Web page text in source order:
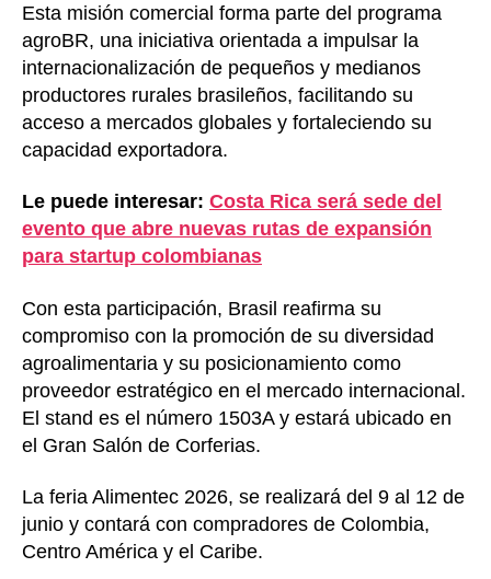
Esta misión comercial forma parte del programa
agroBR, una iniciativa orientada a impulsar la
internacionalización de pequeños y medianos
productores rurales brasileños, facilitando su
acceso a mercados globales y fortaleciendo su
capacidad exportadora.
Le puede interesar: Costa Rica será sede del
evento que abre nuevas rutas de expansión
para startup colombianas
Con esta participación, Brasil reafirma su
compromiso con la promoción de su diversidad
agroalimentaria y su posicionamiento como
proveedor estratégico en el mercado internacional.
El stand es el número 1503A y estará ubicado en
el Gran Salón de Corferias.
La feria Alimentec 2026, se realizará del 9 al 12 de
junio y contará con compradores de Colombia,
Centro América y el Caribe.